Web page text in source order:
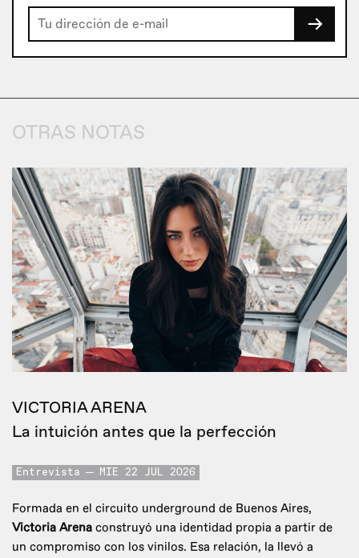
→
OTRAS NOTAS
VICTORIA ARENA
La intuición antes que la perfección
Entrevista MIE 22 JUL 2026
Formada en el circuito underground de Buenos Aires,
Victoria Arena construyó una identidad propia a partir de
un compromiso con los vinilos. Esa relación, la llevó a